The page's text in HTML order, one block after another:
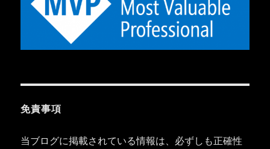
免責事項
当ブログに掲載されている情報は、必ずしも正確性